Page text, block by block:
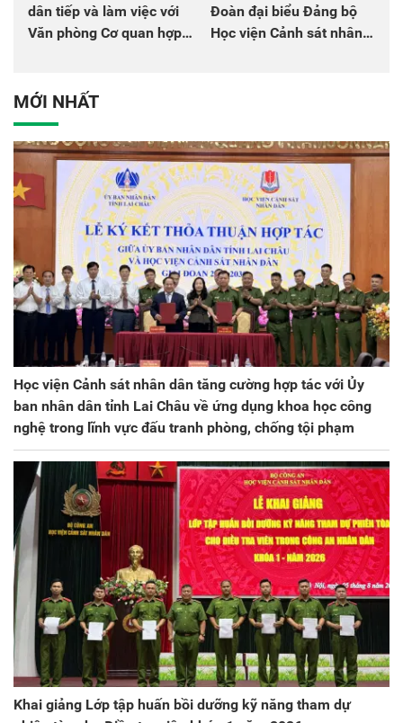
dân tiếp và làm việc với
Văn phòng Cơ quan hợp
Đoàn đại biểu Đảng bộ
Học viện Cảnh sát nhân
MỚI NHẤT
Học viện Cảnh sát nhân dân tăng cường hợp tác với Ủy
ban nhân dân tỉnh Lai Châu về ứng dụng khoa học công
nghệ trong lĩnh vực đấu tranh phòng, chống tội phạm
Khai giảng Lớp tập huấn bồi dưỡng kỹ năng tham dự